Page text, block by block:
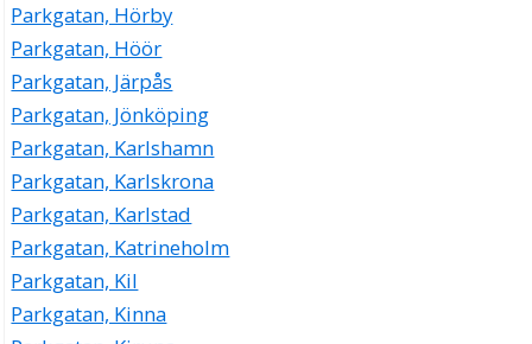
Parkgatan, Hörby
Parkgatan, Höör
Parkgatan, Järpås
Parkgatan, Jönköping
Parkgatan, Karlshamn
Parkgatan, Karlskrona
Parkgatan, Karlstad
Parkgatan, Katrineholm
Parkgatan, Kil
Parkgatan, Kinna